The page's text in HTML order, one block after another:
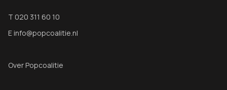
T 020 311 60 10
E info@popcoalitie.nl
Over Popcoalitie